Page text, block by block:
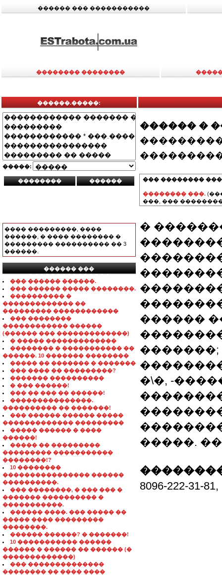
������ ��� �����������
�������� ��������
������.�����:
�����:
���� ���������, ����
������, � ���� �������� �
��������� ���������� �� 3
������.
������ ���
���������������
��� ������ ������.
��� ������ ����� ��������.
���������� �
������������� ��
��������� ������������
��� ��������
������������ ������
(������ ��� �������������)
� ����� �������������
�������� � ����������� ��
������. 10 ������� ��������
����� �� ������� � �������
��� ���� �� ���������?
������� ����������
� ��� ������!
��� �� ��� �� ������!
���������������.
���������� �� �������!
��� ������ ������ �����
������������� ���������
����� ������ � ����
������!
����� �� ���������
��������� �����������
��������!?
10 ��������
���������������� ������
����������.
��� ��������, � ��� ��� �
������� ���������� �
�����������.
������ ����. ��� ����� ��
����� ���� ���������
��������.
������ ������? � �������!
10 ����������� ������
������ � ������ �� ������ (�
�������������)
��� ��������������
�������� �� ���� ����
������ �
��� ��������
�������� ���.
���, ���
�
������
�\�, -
�����. ���.
8096-222-